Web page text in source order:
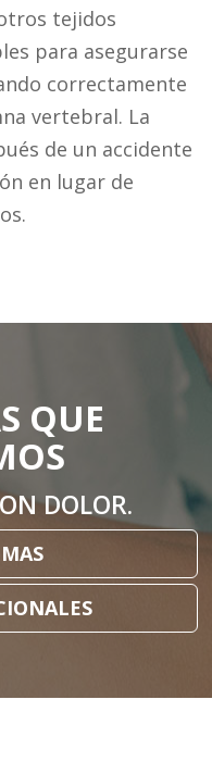
tejidos
para asegurarse
correctamente
vertebral. La
de un accidente
en lugar de
QUE
DOLOR.